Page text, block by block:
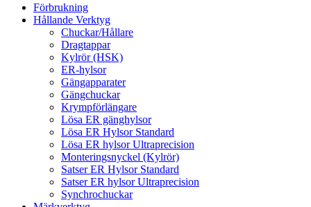
Förbrukning
Hållande Verktyg
Chuckar/Hållare
Dragtappar
Kylrör (HSK)
ER-hylsor
Gängapparater
Gängchuckar
Krympförlängare
Lösa ER gänghylsor
Lösa ER Hylsor Standard
Lösa ER hylsor Ultraprecision
Monteringsnyckel (Kylrör)
Satser ER Hylsor Standard
Satser ER hylsor Ultraprecision
Synchrochuckar